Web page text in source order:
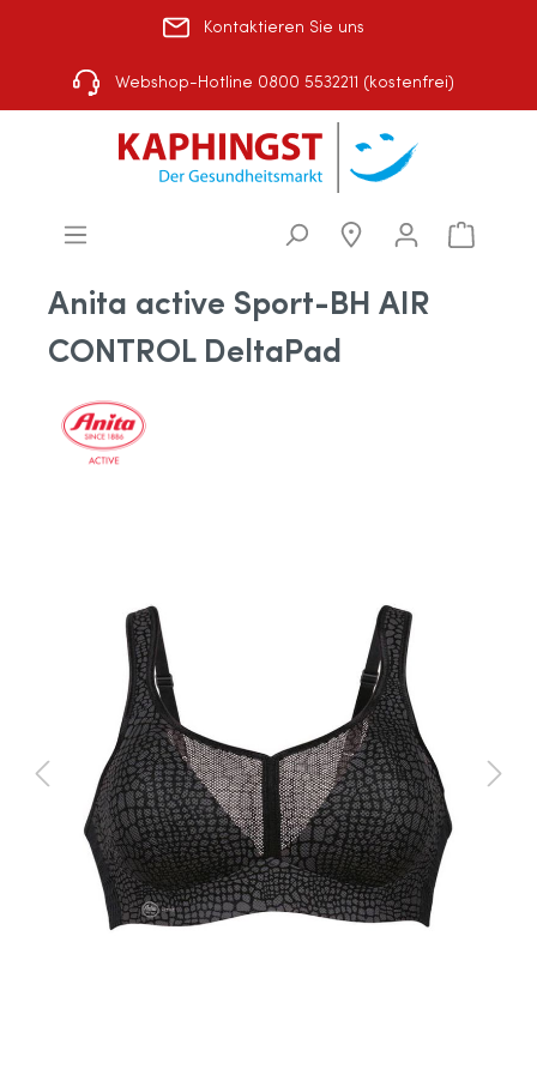
Kontaktieren Sie uns
Webshop-Hotline 0800 5532211 (kostenfrei)
Anita active Sport-BH AIR
CONTROL DeltaPad